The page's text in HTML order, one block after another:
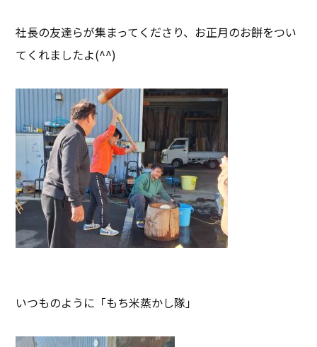
社長の友達らが集まってくださり、お正月のお餅をつい
てくれましたよ(^^)
いつものように「もち米蒸かし隊」